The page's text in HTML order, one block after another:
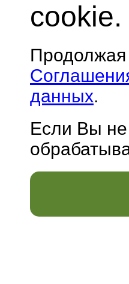
cookie.
Продолжая
данных.
Если Вы не